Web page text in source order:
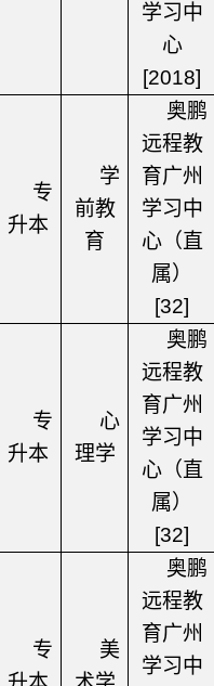
学习中
心
[2018]
专
升本
学
前教
育
奥鹏
远程教
育广州
学习中
心（直
属）
[32]
专
升本
心
理学
奥鹏
远程教
育广州
学习中
心（直
属）
[32]
专
美
奥鹏
远程教
育广州
学习中